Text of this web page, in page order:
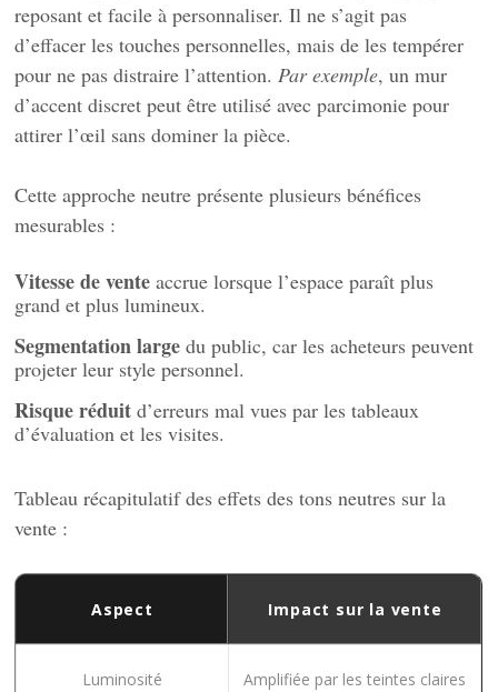
reposant et facile à personnaliser. Il ne s’agit pas
d’effacer les touches personnelles, mais de les tempérer
pour ne pas distraire l’attention.Par exemple, un mur
d’accent discret peut être utilisé avec parcimonie pour
attirer l’œil sans dominer la pièce.
Cette approche neutre présente plusieurs bénéfices
mesurables :
Vitesse de vente accrue lorsque l’espace paraît plus
grand et plus lumineux.
Segmentation large du public, car les acheteurs peuvent
projeter leur style personnel.
Risque réduit d’erreurs mal vues par les tableaux
d’évaluation et les visites.
Tableau récapitulatif des effets des tons neutres sur la
vente :
Aspect Impact sur la vente
Luminosité Amplifiée par les teintes claires